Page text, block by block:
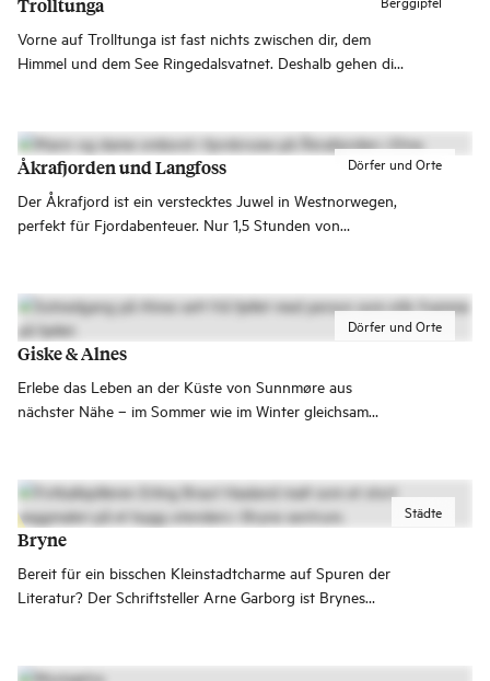
Vorne auf Trolltunga ist fast nichts zwischen dir, dem
Himmel und dem See Ringedalsvatnet. Deshalb gehen die
Dörfer und Orte
Åkrafjorden und Langfoss
Der Åkrafjord ist ein verstecktes Juwel in Westnorwegen,
perfekt für Fjordabenteuer. Nur 1,5 Stunden von
Erlebnisse!
Dörfer und Orte
Giske & Alnes
Erlebe das Leben an der Küste von Sunnmøre aus
nächster Nähe – im Sommer wie im Winter gleichsam
Ona og Runde kommt man ganz einfach.
Städte
Bryne
Bereit für ein bisschen Kleinstadtcharme auf Spuren der
Literatur? Der Schriftsteller Arne Garborg ist Brynes
dein Ding? Der berühmte Fußballspieler Erling Braut